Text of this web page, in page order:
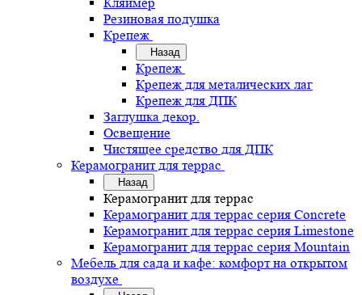
Резиновая подушка
Крепеж
Назад
Крепеж
Крепеж для металических лаг
Крепеж для ДПК
Заглушка декор.
Освещение
Чистящее средство для ДПК
Керамогранит для террас
Назад
Керамогранит для террас
Керамогранит для террас серия Concrete
Керамогранит для террас серия Limestone
Керамогранит для террас серия Mountain
Мебель для сада и кафе: комфорт на открытом
воздухе